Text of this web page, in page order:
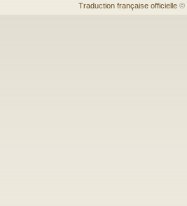
Traduction française officielle ©